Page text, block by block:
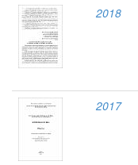
2018
2017